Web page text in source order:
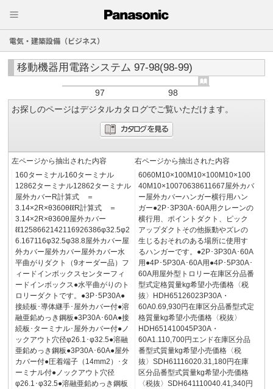
電気・建築設備（ビジネス）
移動機器用電路システム 97-98(98-99)
97
98
お探しのページはデジタルカタログでご覧いただけます。
左ページから抽出された内容
160ターミナル160ターミナル
12862ターミナル12862ターミナル
屋外カバーR計算式 ＝
3.14×2R×θ360θℓℓR計算式 ＝
3.14×2R×θ360θ屋外カバー
ℓℓ1258662142116926386φ32.5φ2
6.167116φ32.5φ38.8屋外カバー屋
外カバー屋外カバー屋外カバー水
平曲がりダクト（9オーダー品）フ
ィードインボックスセンターフィ
ードインボックス●水平曲がりのト
ロリーダクトです。●3P･5P30A●
接続板･導体継手･屋外カバー付●溶
融亜鉛めっき鋼板●3P30A･60A●接
続板･ターミナル･屋外カバー付●ノ
ックアウト穴径φ26.1･φ32.5●溶融
亜鉛めっき鋼板●3P30A･60A●屋外
カバー付●圧着端子（14mm2）･タ
ーミナル付●ノックアウト穴径
φ26.1･φ32.5●溶融亜鉛めっき鋼板
右ページから抽出された内容
6060M10×100M10×100M10×100
40M10×10070638611667屋外カバ
ー屋外カバーハンガー横行用ハン
ガー●2P･3P30A･60A用クレーンの
横行用、ポイントダクト、ピック
アップダクトその他振動やズレの
生じるおそれのある場所に使用す
るハンガーです。●2P･3P30A･60A
用●4P･5P30A･60A用●4P･5P30A･
60A用屋外型トロリー在庫区分品番
型式定格質量kg希望小売価格〈税
抜〉HDH65126023P30A・
60A0.69,930円在庫区分品番型式定
格質量kg希望小売価格〈税抜〉
HDH651410045P30A・
60A1.110,700円エンド在庫区分品
番型式質量kg希望小売価格〈税
抜〉SDH61116020.31,180円在庫
区分品番型式質量kg希望小売価格
〈税抜〉SDH641110040.41,340円